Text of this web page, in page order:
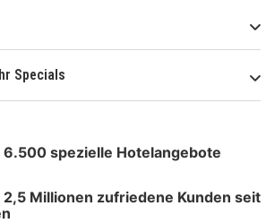
Specials
6.500 spezielle Hotelangebote
2,5 Millionen zufriedene Kunden seit